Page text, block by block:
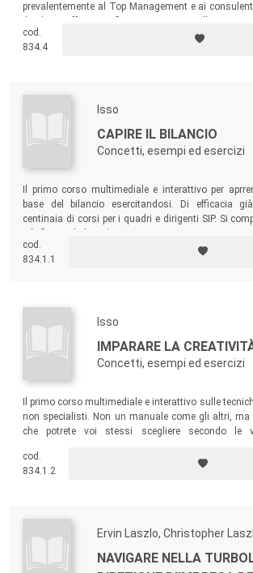
prevalentemente al Top Management e ai
consulenti di comunicazione e agli esperti in
presenta inoltre suggerimenti di sicura efficacia.
cod.
834.4
Isso
CAPIRE IL BILANCIO
Concetti, esempi ed esercizi
Il primo corso multimediale e interattivo per
base del bilancio esercitandosi. Di efficacia
centinaia di corsi per i quadri e dirigenti SIP. Si
specialisti.
cod.
834.1.1
Isso
IMPARARE LA
Concetti, esempi ed esercizi
Il primo corso multimediale e interattivo sulle
non specialisti. Non un manuale come gli altri, ma
che potrete voi stessi scegliere secondo le
compone di una guida, più floppy disk 3,5'
successivo.
cod.
834.1.2
Ervin Laszlo, Christopher
NAVIGARE NELLA